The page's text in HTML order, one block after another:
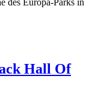
des Europa-Parks in
Hall Of